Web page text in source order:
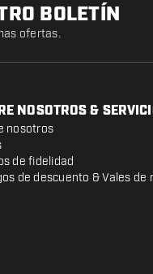
BOLETÍN
ofertas.
NOSOTROS &
nosotros
de fidelidad
de descuento & Vales de